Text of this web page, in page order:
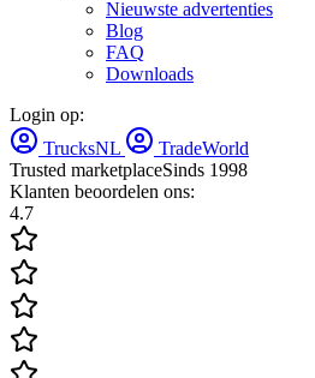
Nieuwste advertenties
Blog
FAQ
Downloads
Login op:
TrucksNL
TradeWorld
Trusted marketplaceSinds 1998
Klanten beoordelen ons:
4.7